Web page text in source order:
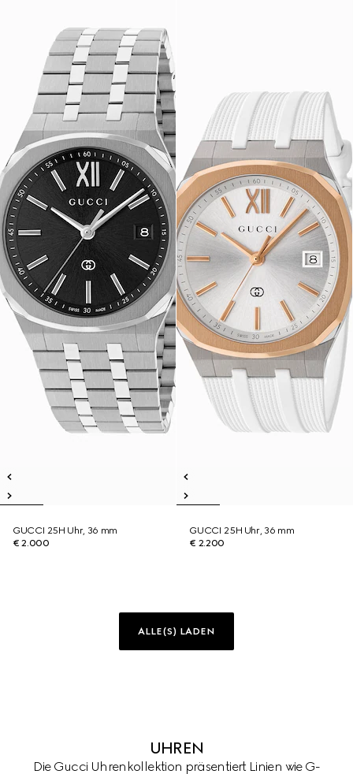
GUCCI 25H Uhr, 36 mm
€ 2.000
GUCCI 25H Uhr, 36 mm
€ 2.200
ALLE(S) LADEN
UHREN
Die Gucci Uhrenkollektion präsentiert Linien wie G-